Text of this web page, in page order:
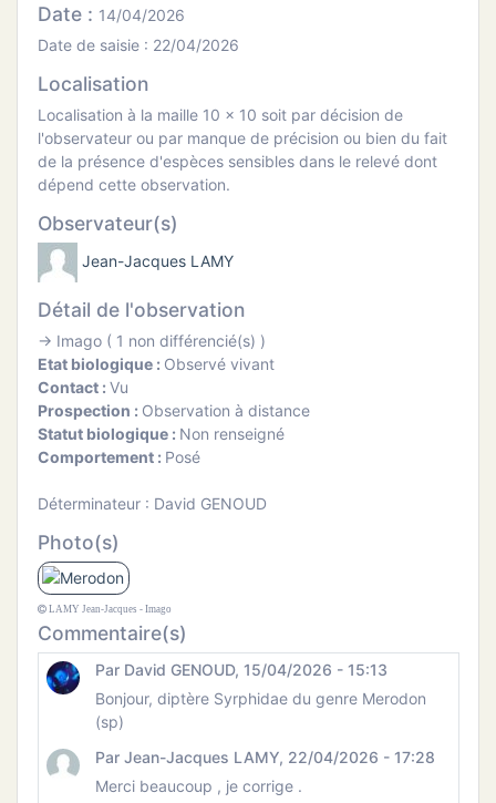
Date : 14/04/2026
Date de saisie : 22/04/2026
Localisation
Localisation à la maille 10 x 10 soit par décision de
l'observateur ou par manque de précision ou bien du fait
de la présence d'espèces sensibles dans le relevé dont
dépend cette observation.
Observateur(s)
Jean-Jacques LAMY
Détail de l'observation
→ Imago ( 1 non différencié(s) )
Etat biologique : Observé vivant
Contact : Vu
Prospection : Observation à distance
Statut biologique : Non renseigné
Comportement : Posé
Déterminateur : David GENOUD
Photo(s)
LAMY Jean-Jacques - Imago
Commentaire(s)
Par David GENOUD, 15/04/2026 - 15:13
Bonjour, diptère Syrphidae du genre Merodon
(sp)
Par Jean-Jacques LAMY, 22/04/2026 - 17:28
Merci beaucoup , je corrige .